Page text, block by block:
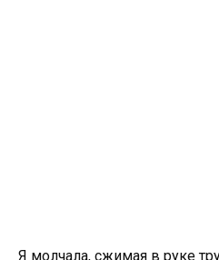
Я молчала, сжимая в руке